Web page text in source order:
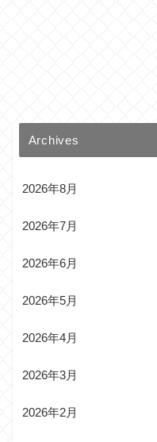
Archives
2026年8月
2026年7月
2026年6月
2026年5月
2026年4月
2026年3月
2026年2月